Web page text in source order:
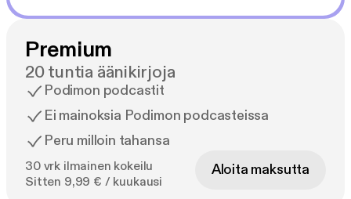
Premium
20 tuntia äänikirjoja
Podimon podcastit
Ei mainoksia Podimon podcasteissa
Peru milloin tahansa
30 vrk ilmainen kokeilu
Sitten 9,99 € / kuukausi
Aloita maksutta